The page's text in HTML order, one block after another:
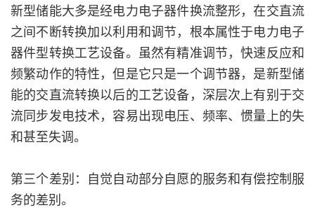
新型储能大多是经电力电子器件换流整形，在交直流
之间不断转换加以利用和调节，根本属性于电力电子
器件型转换工艺设备。虽然有精准调节，快速反应和
频繁动作的特性，但是它只是一个调节器，是新型储
能的交直流转换以后的工艺设备，深层次上有别于交
流同步发电技术，容易出现电压、频率、惯量上的失
和甚至失调。
第三个差别：自觉自动部分自愿的服务和有偿控制服
务的差别。